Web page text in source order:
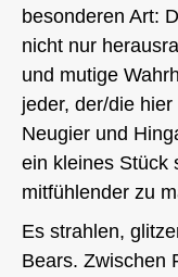
besonderen Art:
nicht nur
und mutige
jeder, der/die
Neugier und
ein kleines Stück
mitfühlender zu
Es strahlen,
Bears. Zwischen